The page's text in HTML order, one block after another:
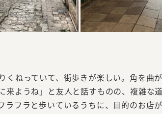
くねっていて、街歩きが楽しい。角を曲
来ようね」と友人と話すものの、複雑な
ラフラと歩いているうちに、目的のお店